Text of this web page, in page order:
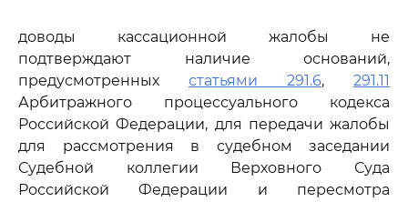
доводы кассационной жалобы не
подтверждают наличие оснований,
предусмотренных статьями 291.6, 291.11
Арбитражного процессуального кодекса
Российской Федерации, для передачи жалобы
для рассмотрения в судебном заседании
Судебной коллегии Верховного Суда
Российской Федерации и пересмотра